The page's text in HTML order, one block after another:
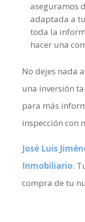
aseguramos
adaptada a
toda la
hacer una
No dejes nada
una inversión
para más
inspección con
José Luis
Inmobiliario:
compra de tu